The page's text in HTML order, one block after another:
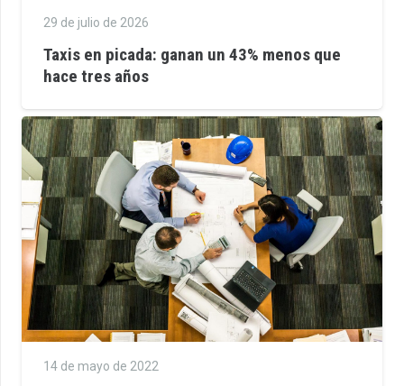
29 de julio de 2026
Taxis en picada: ganan un 43% menos que
hace tres años
14 de mayo de 2022